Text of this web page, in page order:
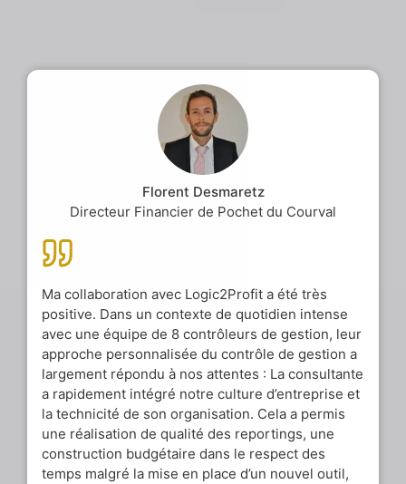
Florent Desmaretz
Directeur Financier de Pochet du Courval
Ma collaboration avec Logic2Profit a été très
positive. Dans un contexte de quotidien intense
avec une équipe de 8 contrôleurs de gestion, leur
approche personnalisée du contrôle de gestion a
largement répondu à nos attentes : La consultante
a rapidement intégré notre culture d’entreprise et
la technicité de son organisation. Cela a permis
une réalisation de qualité des reportings, une
construction budgétaire dans le respect des
temps malgré la mise en place d’un nouvel outil,